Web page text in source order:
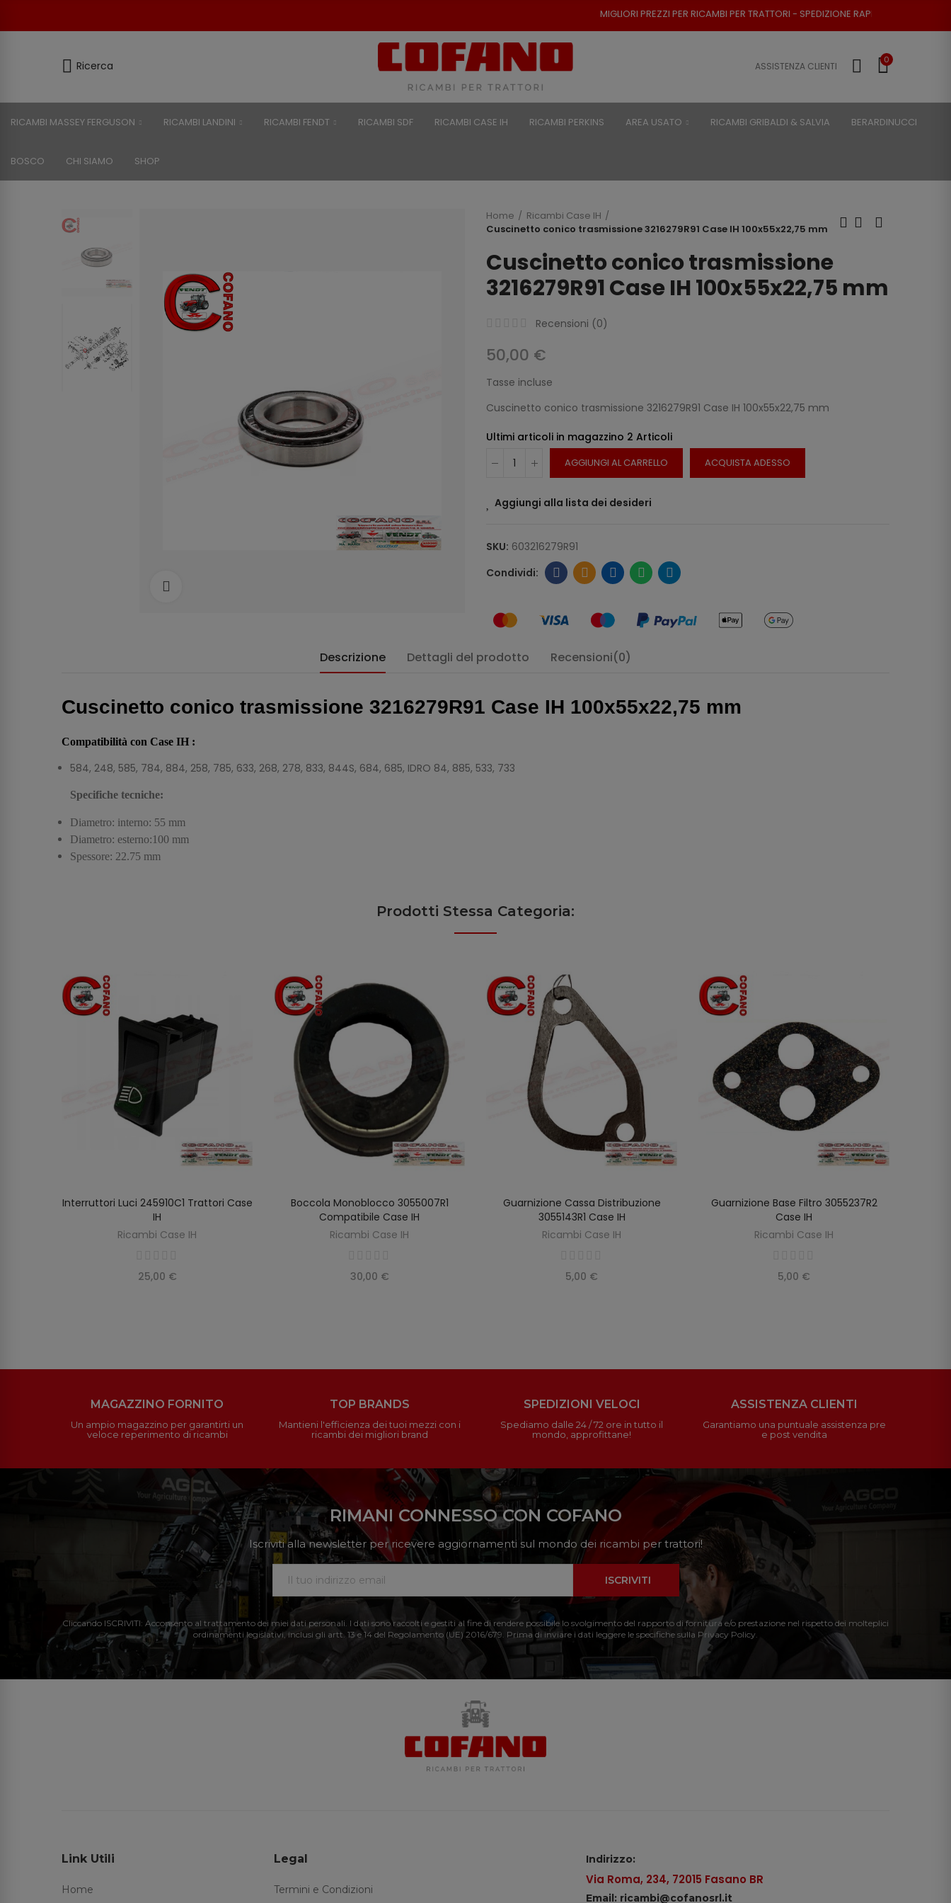
MIGLIORI PREZZI PER RICAMBI PER TRATTORI - SPEDIZIONE RAPIDA - RESO POSSIBILE
Ricerca ASSISTENZA CLIENTI
0
RICAMBI MASSEY FERGUSON RICAMBI LANDINI RICAMBI FENDT RICAMBI SDF RICAMBI CASE IH RICAMBI PERKINS AREA USATO RICAMBI GRIBALDI & SALVIA BERARDINUCCI
BOSCO CHI SIAMO SHOP
Home
Ricambi Case IH
Cuscinetto conico trasmissione 3216279R91 Case IH 100x55x22,75 mm
Cuscinetto conico trasmissione
3216279R91 Case IH 100x55x22,75 mm
Recensioni (0)
50,00 €
Tasse incluse
Cuscinetto conico trasmissione 3216279R91 Case IH 100x55x22,75 mm
Ultimi articoli in magazzino 2 Articoli
AGGIUNGI AL CARRELLO ACQUISTA ADESSO
Aggiungi alla lista dei desideri
SKU: 603216279R91
Descrizione Dettagli del prodotto Recensioni(0)
Cuscinetto conico trasmissione 3216279R91 Case IH 100x55x22,75 mm
Compatibilità con Case IH :
584, 248, 585, 784, 884, 258, 785, 633, 268, 278, 833, 844S, 684, 685, IDRO 84, 885, 533, 733
Specifiche tecniche:
Diametro: interno: 55 mm
Diametro: esterno:100 mm
Spessore: 22.75 mm
Prodotti Stessa Categoria:
AGGIUNGI AL CARRELLO
Interruttori Luci 245910C1 Trattori Case
IH
Ricambi Case IH
25,00 €
AGGIUNGI AL CARRELLO
Boccola Monoblocco 3055007R1
Compatibile Case IH
Ricambi Case IH
30,00 €
AGGIUNGI AL CARRELLO
Guarnizione Cassa Distribuzione
3055143R1 Case IH
Ricambi Case IH
5,00 €
AGGIUNGI AL CARRELLO
Guarnizione Base Filtro 3055237R2
Case IH
Ricambi Case IH
5,00 €
MAGAZZINO FORNITO
Un ampio magazzino per garantirti un
veloce reperimento di ricambi
TOP BRANDS
Mantieni l'efficienza dei tuoi mezzi con i
ricambi dei migliori brand
SPEDIZIONI VELOCI
Spediamo dalle 24 / 72 ore in tutto il
mondo, approfittane!
ASSISTENZA CLIENTI
Garantiamo una puntuale assistenza pre
e post vendita
RIMANI CONNESSO CON COFANO
Iscriviti alla newsletter per ricevere aggiornamenti sul mondo dei ricambi per trattori!
ISCRIVITI
Cliccando ISCRIVITI: Acconsento al trattamento dei miei dati personali. I dati sono raccolti e gestiti al fine di rendere possibile lo svolgimento del rapporto di fornitura e/o prestazione nel rispetto dei molteplici
ordinamenti legislativi, inclusi gli artt. 13 e 14 del Regolamento (UE) 2016/679. Prima di inviare i dati leggere le specifiche sulla Privacy Policy.
Link Utili
Home
Legal
Termini e Condizioni
Indirizzo:
Via Roma, 234, 72015 Fasano BR
Email: ricambi@cofanosrl.it